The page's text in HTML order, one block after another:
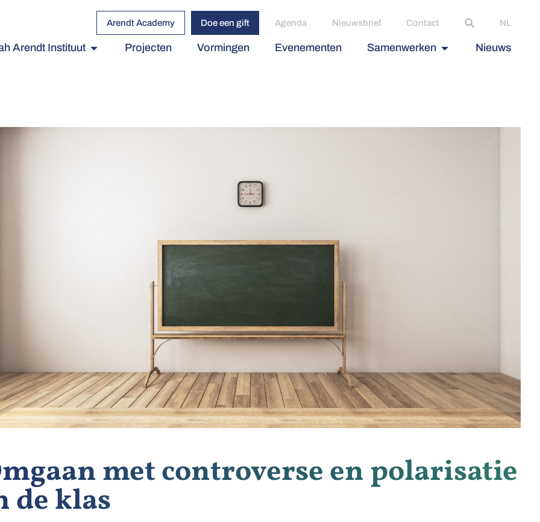
Arendt Academy Doe een gift Agenda Nieuwsbrief Contact NL
Arendt Instituut Projecten Vormingen Evenementen Samenwerken Nieuws
met controverse en polarisatie
de klas